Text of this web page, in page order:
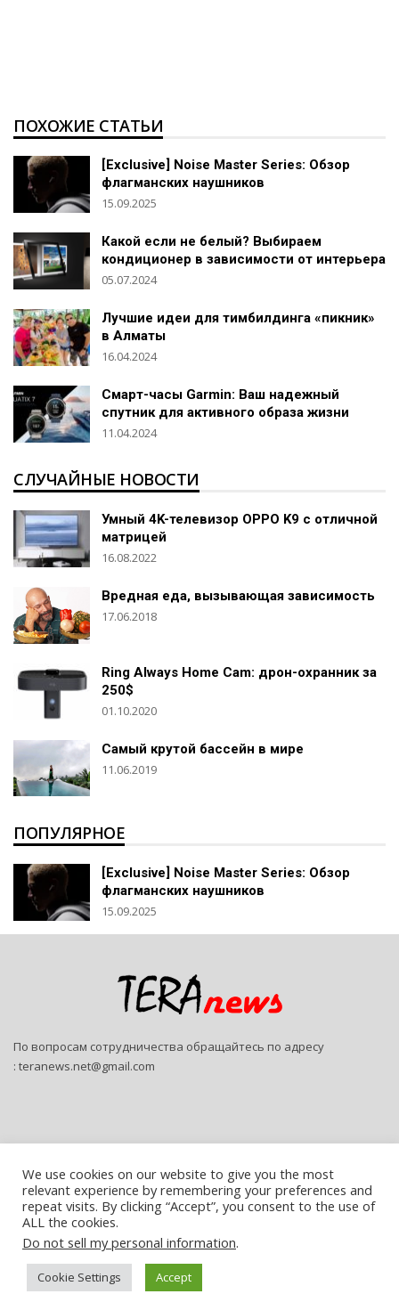
ПОХОЖИЕ СТАТЬИ
[Exclusive] Noise Master Series: Обзор
флагманских наушников
15.09.2025
Какой если не белый? Выбираем
кондиционер в зависимости от интерьера
05.07.2024
Лучшие идеи для тимбилдинга «пикник»
в Алматы
16.04.2024
Смарт-часы Garmin: Ваш надежный
спутник для активного образа жизни
11.04.2024
СЛУЧАЙНЫЕ НОВОСТИ
Умный 4K-телевизор OPPO K9 с отличной
матрицей
16.08.2022
Вредная еда, вызывающая зависимость
17.06.2018
Ring Always Home Cam: дрон-охранник за
250$
01.10.2020
Самый крутой бассейн в мире
11.06.2019
ПОПУЛЯРНОЕ
[Exclusive] Noise Master Series: Обзор
флагманских наушников
15.09.2025
По вопросам сотрудничества обращайтесь по адресу
: teranews.net@gmail.com
© 2026 - Teranews. All Rights Reserved.
We use cookies on our website to give you the most
relevant experience by remembering your preferences and
repeat visits. By clicking “Accept”, you consent to the use of
ALL the cookies.
Do not sell my personal information.
Cookie Settings AcceptРусский